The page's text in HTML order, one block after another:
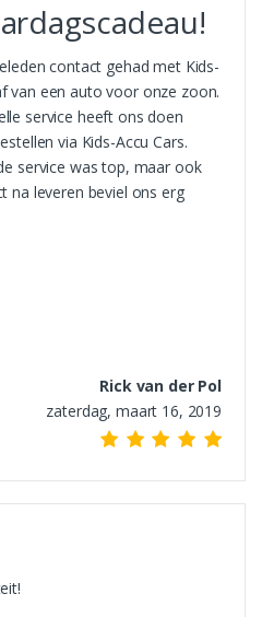
contact gehad met Kids-
van een auto voor onze zoon.
service heeft ons doen
via Kids-Accu Cars.
service was top, maar ook
na leveren beviel ons erg
Rick van der Pol
zaterdag, maart 16, 2019